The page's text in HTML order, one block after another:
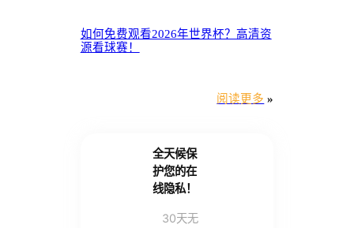
如何免费观看2026年世界杯？高清资
源看球赛！
阅读更多 »
全天候保
护您的在
线隐私！
30天无